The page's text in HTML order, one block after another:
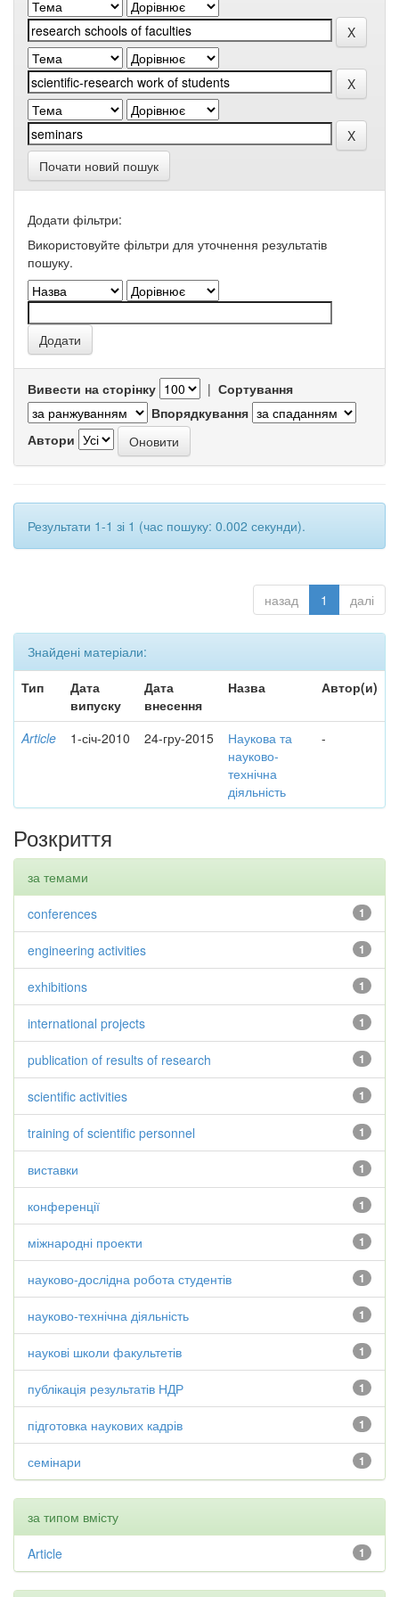
Почати новий пошук
Додати фільтри:
Використовуйте фільтри для уточнення результатів
пошуку.
Вивести на сторінку | Сортування
Впорядкування
Автори
Результати 1-1 зі 1 (час пошуку: 0.002 секунди).
назад 1 далі
Знайдені матеріали:
Тип
Дата
випуску
Дата
внесення
Назва Автор(и)
Article 1-січ-2010 24-гру-2015
Наукова та
науково-
технічна
діяльність
-
Розкриття
за темами
1
conferences
1
engineering activities
1
exhibitions
1
international projects
1
publication of results of research
1
scientific activities
1
training of scientific personnel
1
виставки
1
конференції
1
міжнародні проекти
1
науково-дослідна робота студентів
1
науково-технічна діяльність
1
наукові школи факультетів
1
публікація результатів НДР
1
підготовка наукових кадрів
1
семінари
за типом вмісту
1
Article